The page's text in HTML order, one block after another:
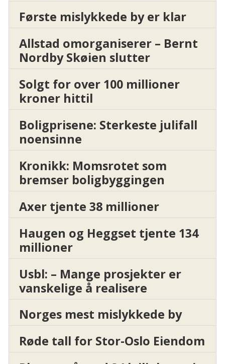
Første mislykkede by er klar
Allstad omorganiserer – Bernt
Nordby Skøien slutter
Solgt for over 100 millioner
kroner hittil
Boligprisene: Sterkeste julifall
noensinne
Kronikk: Momsrotet som
bremser boligbyggingen
Axer tjente 38 millioner
Haugen og Heggset tjente 134
millioner
Usbl: – Mange prosjekter er
vanskelige å realisere
Norges mest mislykkede by
Røde tall for Stor-Oslo Eiendom